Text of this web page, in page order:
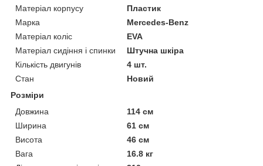
Матеріал корпусу
Пластик
Марка
Mercedes-Benz
Матеріал коліс
EVA
Матеріал сидіння і спинки
Штучна шкіра
Кількість двигунів
4 шт.
Стан
Новий
Розміри
Довжина
114 см
Ширина
61 см
Висота
46 см
Вага
16.8 кг